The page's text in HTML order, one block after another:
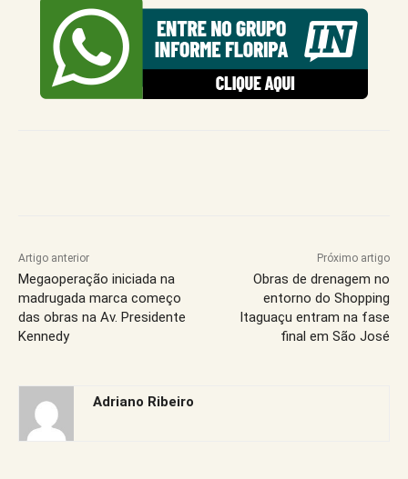
Artigo anterior
Megaoperação iniciada na
madrugada marca começo
das obras na Av. Presidente
Kennedy
Próximo artigo
Obras de drenagem no
entorno do Shopping
Itaguaçu entram na fase
final em São José
Adriano Ribeiro